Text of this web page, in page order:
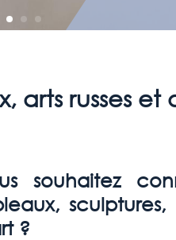
arts russes et
souhaitez
?